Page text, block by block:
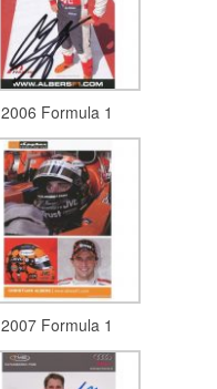
2006 Formula 1
2007 Formula 1